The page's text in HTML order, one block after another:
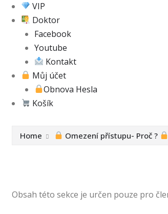
VIP
Doktor
Facebook
Youtube
Kontakt
Můj účet
Obnova Hesla
Košík
Home Omezení přístupu- Proč ?
Obsah této sekce je určen pouze pro